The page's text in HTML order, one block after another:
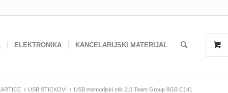
ELEKTRONIKA KANCELARIJSKI MATERIJAL
/ USB STICKOVI / USB memorijski stik 2.0 Team Group 8GB C141